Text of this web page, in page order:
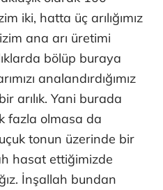
iki, hatta üç arılığımız
ana arı üretimi
bölüp buraya
analandırdığımız
arılık. Yani burada
fazla olmasa da
tonun üzerinde bir
hasat ettiğimizde
İnşallah bundan